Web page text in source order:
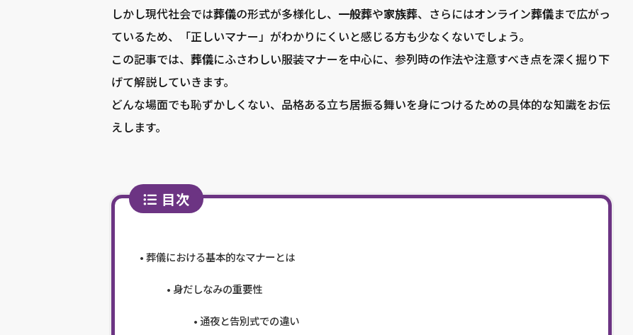
しかし現代社会では葬儀の形式が多様化し、 一般葬や家族葬、さらにはオンライン葬儀まで広がっ
ているため、「正しいマナー」がわかりにくいと感じる方も少なくないでしょう。
この記事では、 葬儀にふさわしい服装マナーを中心に、参列時の作法や注意すべき点を深く掘り下
げて解説していきます。
どんな場面でも恥ずかしくない、品格ある立ち居振る舞いを身につけるための具体的な知識をお伝
えします。
目次
葬儀における基本的なマナーとは
身だしなみの重要性
通夜と告別式での違い